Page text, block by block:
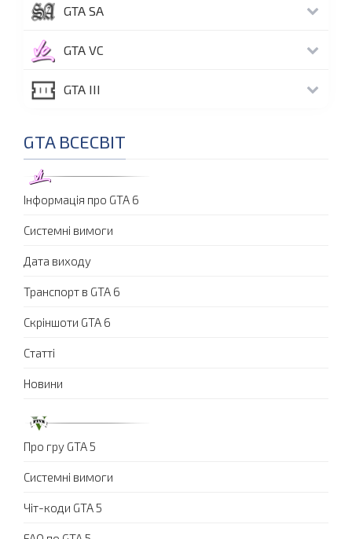
GTA SA
GTA VC
GTA III
GTA ВСЕСВІТ
Інформація про GTA 6
Системні вимоги
Дата виходу
Транспорт в GTA 6
Скріншоти GTA 6
Статті
Новини
Про гру GTA 5
Системні вимоги
Чіт-коди GTA 5